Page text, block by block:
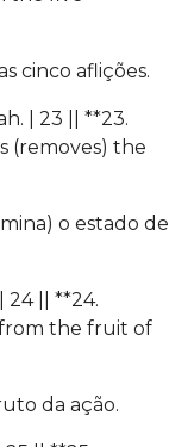
cinco aflições.
| 23 || **23.
(removes) the
o estado de
24 || **24.
the fruit of
da ação.